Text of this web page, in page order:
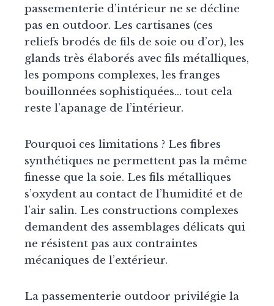
passementerie d’intérieur ne se décline
pas en outdoor. Les cartisanes (ces
reliefs brodés de fils de soie ou d’or), les
glands très élaborés avec fils métalliques,
les pompons complexes, les franges
bouillonnées sophistiquées… tout cela
reste l’apanage de l’intérieur.
Pourquoi ces limitations ? Les fibres
synthétiques ne permettent pas la même
finesse que la soie. Les fils métalliques
s’oxydent au contact de l’humidité et de
l’air salin. Les constructions complexes
demandent des assemblages délicats qui
ne résistent pas aux contraintes
mécaniques de l’extérieur.
La passementerie outdoor privilégie la